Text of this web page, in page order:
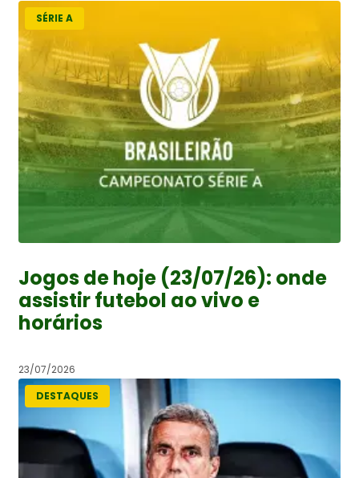
SÉRIE A
Jogos de hoje (23/07/26): onde
assistir futebol ao vivo e
horários
23/07/2026
DESTAQUES